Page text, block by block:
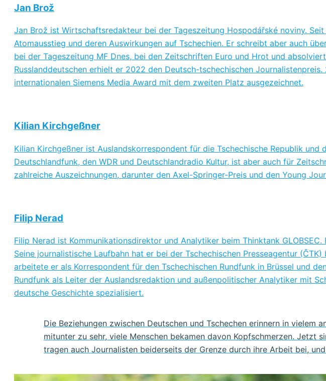
Jan Brož
Jan Brož ist Wirtschaftsredakteur bei der Tageszeitung Hospodářské noviny.
Atomausstieg und deren Auswirkungen auf Tschechien. Er schreibt aber auch
bei der Tageszeitung MF Dnes, bei den Zeitschriften Euro und Hrot und
Russlanddeutschen erhielt er 2022 den Deutsch-tschechischen
internationalen Siemens Media Award mit dem zweiten Platz ausgezeichnet.
Kilian Kirchgeßner
Kilian Kirchgeßner ist Auslandskorrespondent für die Tschechische Republik
Deutschlandfunk, den WDR und Deutschlandradio Kultur, ist aber auch für
zahlreiche Auszeichnungen, darunter den Axel-Springer-Preis und den Young
Filip Nerad
Filip Nerad ist Kommunikationsdirektor und Analytiker beim Thinktank
Seine journalistische Laufbahn hat er bei der Tschechischen Presseagentur
arbeitete er als Korrespondent für den Tschechischen Rundfunk in Brüssel und
Rundfunk als Leiter der Auslandsredaktion und außenpolitischer Analytiker mit
deutsche Geschichte spezialisiert.
Die Beziehungen zwischen Deutschen und Tschechen erinnern in vielem
mitunter zu sehr, viele Menschen bekamen davon Kopfschmerzen. Jetzt
tragen auch Journalisten beiderseits der Grenze durch ihre Arbeit bei,